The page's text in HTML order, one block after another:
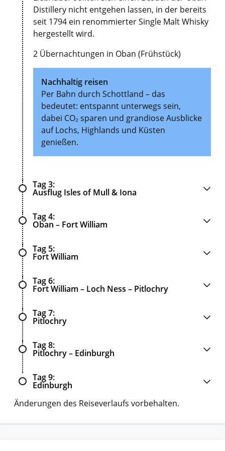
Distillery nicht entgehen lassen, in der bereits
seit 1794 ein renommierter Single Malt Whisky
hergestellt wird.
2 Übernachtungen in Oban (Frühstück)
Nachhaltig reisen
Per Bahn durch Schottland – das
bedeutet: entspannt unterwegs sein,
dabei CO₂ sparen und grandiose Ausblicke
auf Lochs, Highlands und Küsten
genießen.
Tag 3
Ausflug Isles of Mull & Iona
Tag 4
Oban – Fort William
Tag 5
Fort William
Tag 6
Fort William – Loch Ness – Pitlochry
Tag 7
Pitlochry
Tag 8
Pitlochry – Edinburgh
Tag 9
Edinburgh
Änderungen des Reiseverlaufs vorbehalten.